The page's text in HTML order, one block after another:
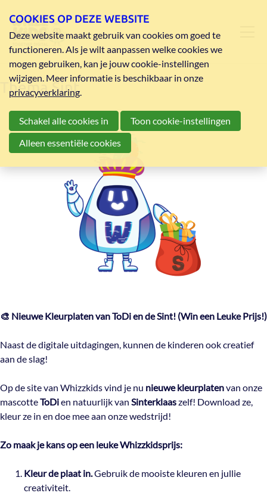
Thema Sint
🎨 Nieuwe Kleurplaten van ToDi en de Sint! (Win een Leuke Prijs!)
Naast de digitale uitdagingen, kunnen de kinderen ook creatief
aan de slag!
Op de site van Whizzkids vind je nu nieuwe kleurplatenvan onze
mascotteToDien natuurlijk van Sinterklaaszelf! Download ze,
kleur ze in en doe mee aan onze wedstrijd!
Zo maak je kans op een leuke Whizzkidsprijs:
Kleur de plaat in.Gebruik de mooiste kleuren en jullie
creativiteit.
COOKIES OP DEZE WEBSITE
Deze website maakt gebruik van cookies om goed te
functioneren. Als je wilt aanpassen welke cookies we
mogen gebruiken, kan je jouw cookie-instellingen
wijzigen. Meer informatie is beschikbaar in onze
privacyverklaring.
Schakel alle cookies in
Toon cookie-instellingen
Alleen essentiële cookies